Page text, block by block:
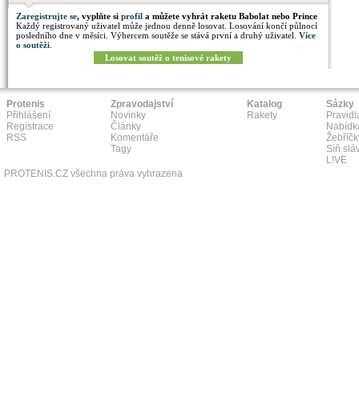
Zaregistrujte se, vyplňte si profil a můžete vyhrát raketu Babolat nebo Prince
Každý registrovaný uživatel může jednou denně losovat. Losování končí půlnocí
posledního dne v měsíci. Výhercem soutěže se stává první a druhý uživatel. Více
o soutěži
Losovat soutěž o tenisové rakety
Protenis
Přihlášení
Registrace
RSS
Zpravodajství
Novinky
Články
Komentáře
Tagy
Katalog
Rakety
Sázky
Síň
L!VE
PROTENIS.CZ všechna práva vyhrazena